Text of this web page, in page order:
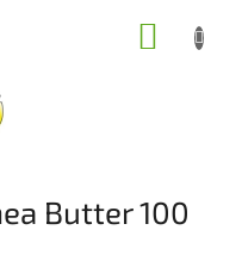
Butter 100